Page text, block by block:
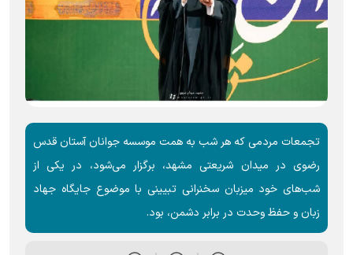
تجمعات مردمی که هر شب به همت موسسه جوانان آستان قدس
رضوی در میدان شریعتی مشهد، برگزار می‌شود، در یکی از
شب‌های خود میزبان سخنرانی تبیینی با موضوع جایگاه جهاد
زبان و حفظ وحدت در برابر دشمن، بود.